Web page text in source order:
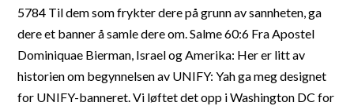
5784 Til dem som frykter dere på grunn av sannheten, ga
dere et banner å samle dere om. Salme 60:6 Fra Apostel
Dominiquae Bierman, Israel og Amerika: Her er litt av
historien om begynnelsen av UNIFY: Yah ga meg designet
for UNIFY-banneret. Vi løftet det opp i Washington DC for